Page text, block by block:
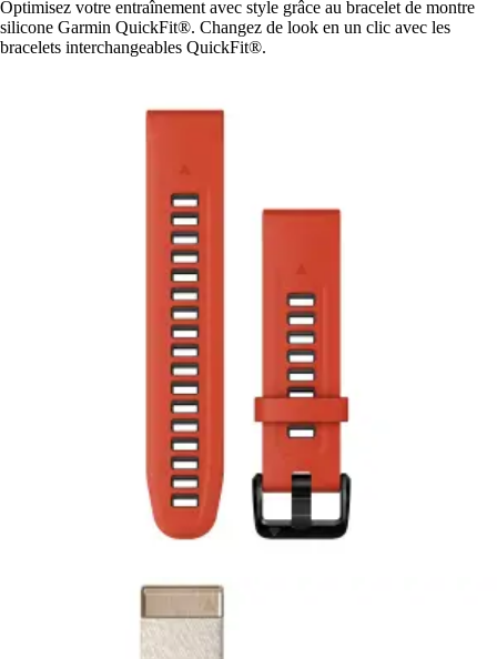
Optimisez votre entraînement avec style grâce au bracelet de montre
silicone Garmin QuickFit®. Changez de look en un clic avec les
bracelets interchangeables QuickFit®.